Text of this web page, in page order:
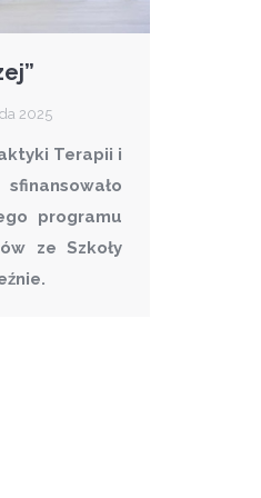
2025
Terapii i
programu
ze Szkoły